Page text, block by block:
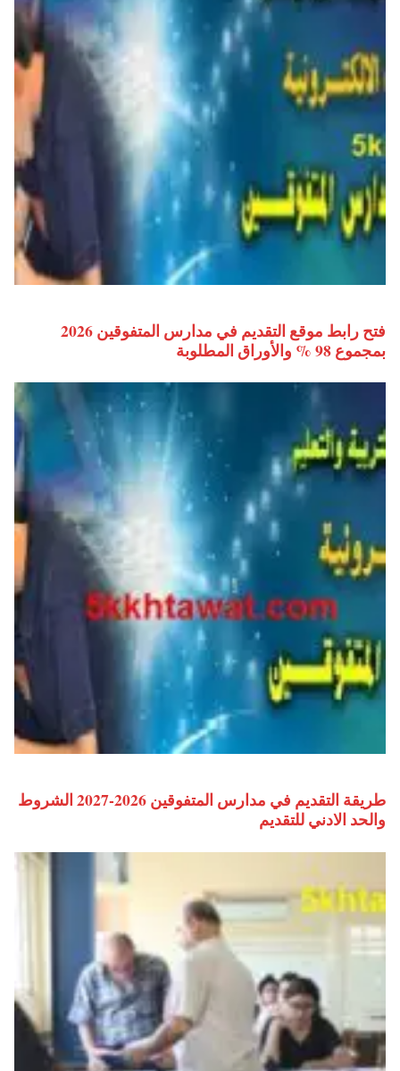
فتح رابط موقع التقديم في مدارس المتفوقين 2026
بمجموع 98 % والأوراق المطلوبة
طريقة التقديم في مدارس المتفوقين 2026-2027 الشروط
والحد الادني للتقديم